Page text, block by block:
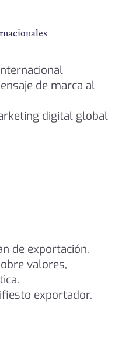
de marca al
digital global
de exportación.
valores,
exportador.